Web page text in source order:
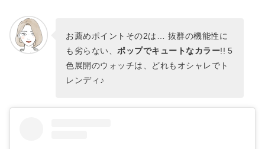
お薦めポイントその2は… 抜群の機能性に
も劣らない、 ポップでキュートなカラー!! 5
色展開のウォッチは、どれもオシャレでト
レンディ♪